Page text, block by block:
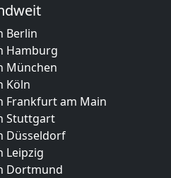
Berlin
Hamburg
München
Köln
Frankfurt am Main
Stuttgart
Düsseldorf
Leipzig
Dortmund